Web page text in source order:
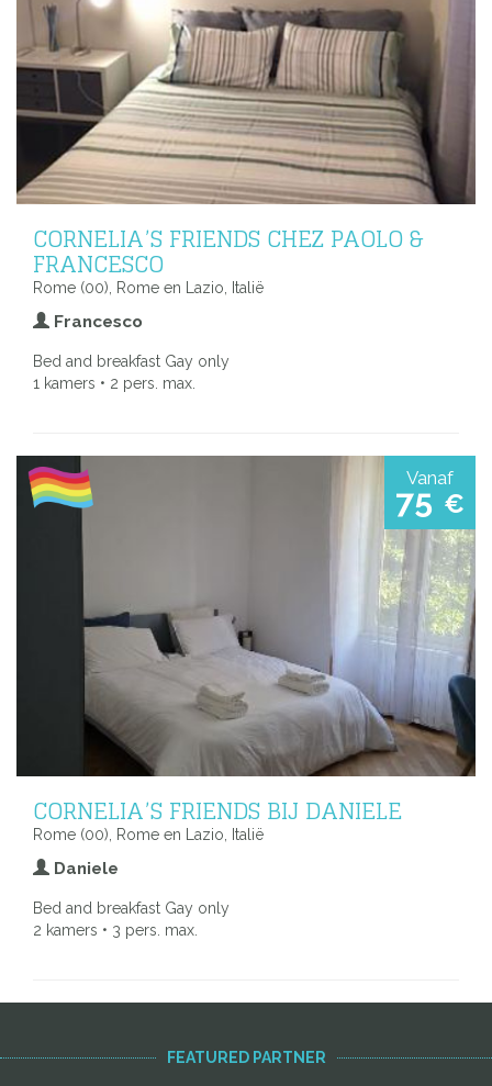
CORNELIA’S FRIENDS CHEZ PAOLO &
FRANCESCO
Rome (00), Rome en Lazio, Italië
Francesco
Bed and breakfast Gay only
1 kamers • 2 pers. max.
Vanaf
75 €
CORNELIA’S FRIENDS BIJ DANIELE
Rome (00), Rome en Lazio, Italië
Daniele
Bed and breakfast Gay only
2 kamers • 3 pers. max.
FEATURED PARTNER